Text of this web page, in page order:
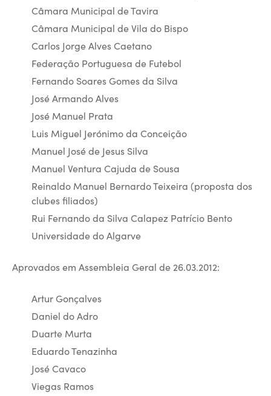
Câmara Municipal de Tavira
Câmara Municipal de Vila do Bispo
Carlos Jorge Alves Caetano
Federação Portuguesa de Futebol
Fernando Soares Gomes da Silva
José Armando Alves
José Manuel Prata
Luis Miguel Jerónimo da Conceição
Manuel José de Jesus Silva
Manuel Ventura Cajuda de Sousa
Reinaldo Manuel Bernardo Teixeira (proposta dos
clubes filiados)
Rui Fernando da Silva Calapez Patrício Bento
Universidade do Algarve
Aprovados em Assembleia Geral de 26.03.2012:
Artur Gonçalves
Daniel do Adro
Duarte Murta
Eduardo Tenazinha
José Cavaco
Viegas Ramos